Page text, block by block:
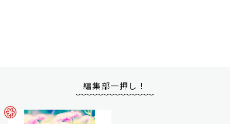
編集部一押し！